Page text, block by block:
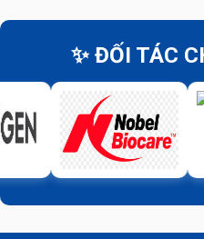
✨ ĐỐI TÁC